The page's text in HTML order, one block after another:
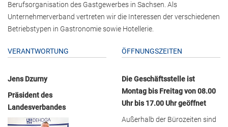
Berufsorganisation des Gastgewerbes in Sachsen. Als
Unternehmerverband vertreten wir die Interessen der verschiedenen
Betriebstypen in Gastronomie sowie Hotellerie.
VERANTWORTUNG
Jens Dzurny
Präsident des
Landesverbandes
ÖFFNUNGSZEITEN
Die Geschäftsstelle ist
Montag bis Freitag von 08.00
Uhr bis 17.00 Uhr geöffnet
Außerhalb der Bürozeiten sind